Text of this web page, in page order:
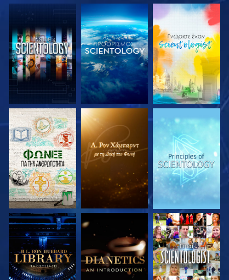
ΕΞΕΡΕΥΝΗΣΤΕ ΤΗ
ΣΕΙΡΑ
ΕΞΕΡΕΥΝΗΣΤΕ ΤΗ
ΣΕΙΡΑ
ΕΞΕΡΕΥΝΗΣΤΕ ΤΗ
ΣΕΙΡΑ
ΕΞΕΡΕΥΝΗΣΤΕ ΤΗ
ΣΕΙΡΑ
ΕΞΕΡΕΥΝΗΣΤΕ ΤΗ
ΣΕΙΡΑ
ΠΑΡΑΚΟΛΟΥΘΗΣΤΕ